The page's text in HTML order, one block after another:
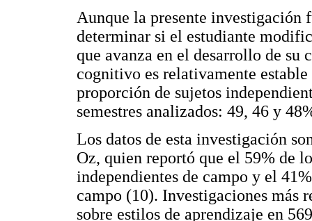
Aunque la presente investigación
determinar si el estudiante
que avanza en el desarrollo de su
cognitivo es relativamente
proporción de sujetos
semestres analizados: 49, 46 y
Los datos de esta investigación
Oz, quien reportó que el 59% de
independientes de campo y el
campo (10). Investigaciones más
sobre estilos de aprendizaje en